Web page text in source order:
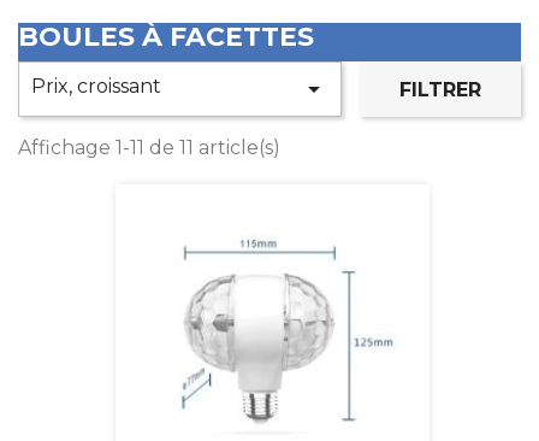
BOULES À FACETTES
Prix, croissant  FILTRER
Affichage 1-11 de 11 article(s)